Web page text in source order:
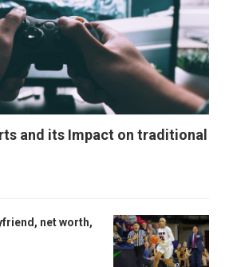
and its Impact on traditional
net worth,